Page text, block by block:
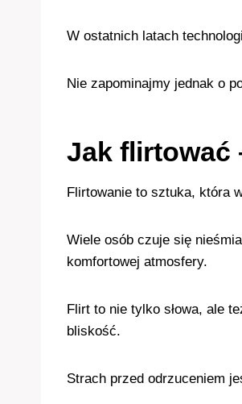
W ostatnich latach
Nie zapominajmy jednak o
Jak flirtować
Flirtowanie to sztuka, która
Wiele osób czuje się
komfortowej atmosfery.
Flirt to nie tylko słowa, ale
bliskość.
Strach przed odrzuceniem